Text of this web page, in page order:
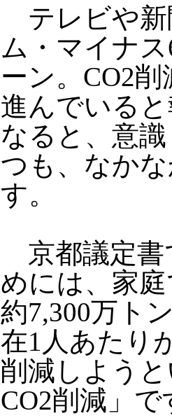
テレビや新
ム・マイナ
ーン。CO2
進んでいる
なると、意
つも、なか
す。
京都議定書
めには、家
約7,300万ト
在1人あたり
削減しよう
CO2削減」で